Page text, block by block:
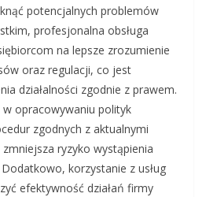
potencjalnych problemów
profesjonalna obsługa
na lepsze zrozumienie
oraz regulacji, co jest
działalności zgodnie z prawem.
opracowywaniu polityk
zgodnych z aktualnymi
ryzyko wystąpienia
korzystanie z usług
efektywność działań firmy